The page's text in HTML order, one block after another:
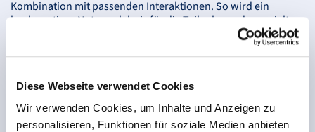
Diese Webseite verwendet Cookies
Wir verwenden Cookies, um Inhalte und Anzeigen zu
personalisieren, Funktionen für soziale Medien anbieten
Kombination mit passenden Interaktionen. So wird ein
hochwertiges Nutzererlebnis für die Teilnehmenden erzielt.
Eine ausführliche Zusammenfassung der Key-Takeaways und
Standpunkte der Referierenden gibt es auf der Seite der